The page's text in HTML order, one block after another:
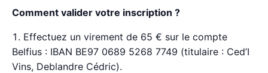
Comment valider votre inscription ?
Effectuez un virement de 65 € sur le compte
Belfius : IBAN BE97 0689 5268 7749 (titulaire : Ced’I
Vins, Deblandre Cédric).